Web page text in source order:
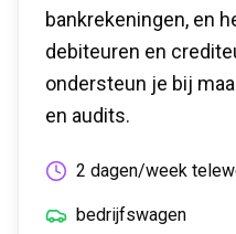
bankrekeningen, en
debiteuren en
ondersteun je bij
en audits.
2 dagen/week
bedrijfswagen